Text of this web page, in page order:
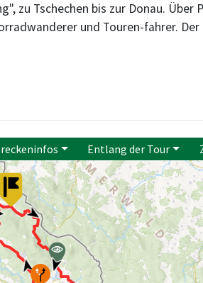
zu Tschechen bis zur Donau.
und Touren-fahrer.
Entlang der Tour